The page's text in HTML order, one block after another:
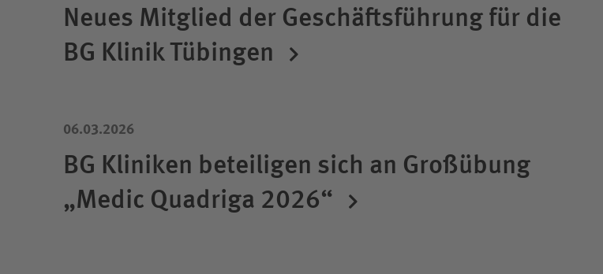
Neues Mitglied der Geschäftsführung für die
BG Klinik Tübingen
06.03.2026
BG Kliniken beteiligen sich an Großübung
„Medic Quadriga 2026“